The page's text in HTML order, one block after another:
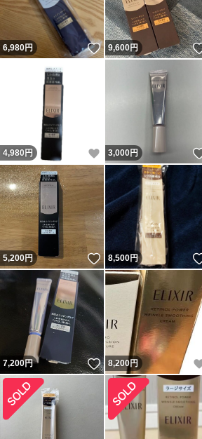
6,980円 いいね！
9,600円
4,980 円 いいね！
3,000円
5,200円 いいね！
8,500円
7,200円 いいね！
8,200円